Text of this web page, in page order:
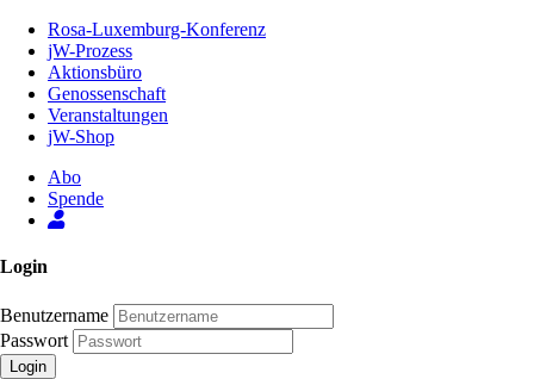
Inhalt
Seite
Rosa-Luxemburg-Konferenz
jW-Prozess
Aktionsbüro
Genossenschaft
Veranstaltungen
jW-Shop
Abo
Spende
Login
Benutzername
Passwort
Login